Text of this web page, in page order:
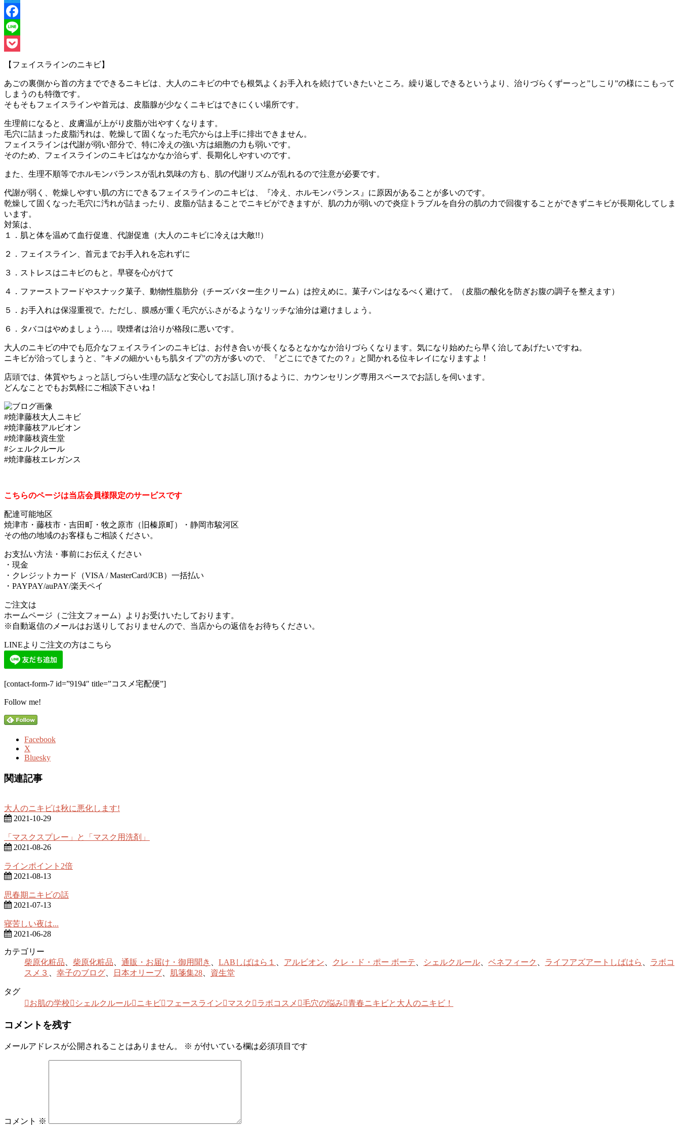
Twitter
Facebook
Line
Pocket
【フェイスラインのニキビ】
あごの裏側から首の方までできるニキビは、大人のニキビの中でも根気よくお手入れを続けていきたいところ。繰り返しできるというより、治りづらくずーっと”しこり”の様にこもって
しまうのも特徴です。
そもそもフェイスラインや首元は、皮脂腺が少なくニキビはできにくい場所です。
生理前になると、皮膚温が上がり皮脂が出やすくなります。
毛穴に詰まった皮脂汚れは、乾燥して固くなった毛穴からは上手に排出できません。
フェイスラインは代謝が弱い部分で、特に冷えの強い方は細胞の力も弱いです。
そのため、フェイスラインのニキビはなかなか治らず、長期化しやすいのです。
また、生理不順等でホルモンバランスが乱れ気味の方も、肌の代謝リズムが乱れるので注意が必要です。
代謝が弱く、乾燥しやすい肌の方にできるフェイスラインのニキビは、『冷え、ホルモンバランス』に原因があることが多いのです。
乾燥して固くなった毛穴に汚れが詰まったり、皮脂が詰まることでニキビができますが、肌の力が弱いので炎症トラブルを自分の肌の力で回復することができずニキビが長期化してしま
います。
対策は、
１．肌と体を温めて血行促進、代謝促進（大人のニキビに冷えは大敵!!）
２．フェイスライン、首元までお手入れを忘れずに
３．ストレスはニキビのもと。早寝を心がけて
４．ファーストフードやスナック菓子、動物性脂肪分（チーズバター生クリーム）は控えめに。菓子パンはなるべく避けて。（皮脂の酸化を防ぎお腹の調子を整えます）
５．お手入れは保湿重視で。ただし、膜感が重く毛穴がふさがるようなリッチな油分は避けましょう。
６．タバコはやめましょう…。喫煙者は治りが格段に悪いです。
大人のニキビの中でも厄介なフェイスラインのニキビは、お付き合いが長くなるとなかなか治りづらくなります。気になり始めたら早く治してあげたいですね。
ニキビが治ってしまうと、”キメの細かいもち肌タイプ”の方が多いので、『どこにできてたの？』と聞かれる位キレイになりますよ！
店頭では、体質やちょっと話しづらい生理の話など安心してお話し頂けるように、カウンセリング専用スペースでお話しを伺います。
どんなことでもお気軽にご相談下さいね！
#焼津藤枝大人ニキビ
#焼津藤枝アルビオン
#焼津藤枝資生堂
#シェルクルール
#焼津藤枝エレガンス
こちらのページは当店会員様限定のサービスです
配達可能地区
焼津市・藤枝市・吉田町・牧之原市（旧榛原町）・静岡市駿河区
その他の地域のお客様もご相談ください。
お支払い方法・事前にお伝えください
・現金
・クレジットカード（VISA / MasterCard/JCB）一括払い
・PAYPAY/auPAY/楽天ペイ
ご注文は
ホームページ（ご注文フォーム）よりお受けいたしております。
※自動返信のメールはお送りしておりませんので、当店からの返信をお待ちください。
LINEよりご注文の方はこちら
[contact-form-7 id=”9194″ title=”コスメ宅配便”]
Follow me!
Facebook
X
Bluesky
関連記事
大人のニキビは秋に悪化します!
2021-10-29
「マスクスプレー」と「マスク用洗剤」
2021-08-26
ラインポイント2倍
2021-08-13
思春期ニキビの話
2021-07-13
寝苦しい夜は...
2021-06-28
カテゴリー
柴原化粧品
柴原化粧品 通販・お届け・御用聞き LABしばはら１ アルビオン クレ・ド・ポー ボーテ シェルクルール ベネフィーク ライフアズアートしばはら
ラボコ
スメ３
幸子のブログ 日本オリーブ 肌箋集28 資生堂
タグ
お肌の学校
シェルクルール ニキビ フェースライン マスク ラボコスメ 毛穴の悩み 青春ニキビと大人のニキビ！
コメントを残す
メールアドレスが公開されることはありません。 ※ が付いている欄は必須項目です
コメント ※